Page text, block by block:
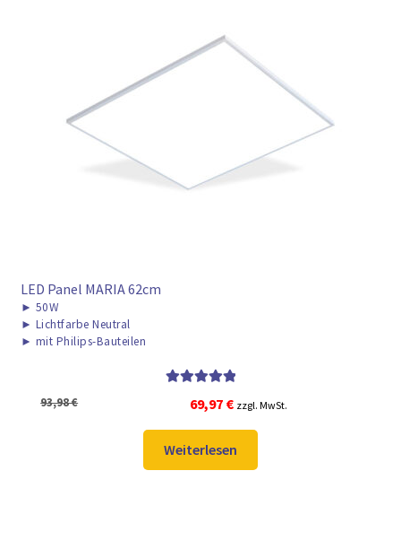
LED Panel MARIA 62cm
► 50W
► Lichtfarbe Neutral
► mit Philips-Bauteilen
von 5
93,98€
Ursprünglicher
Preis
war:
93,98 €
69,97 €Aktueller
Preis
ist:
69,97 €.
zzgl. MwSt.
Weiterlesen